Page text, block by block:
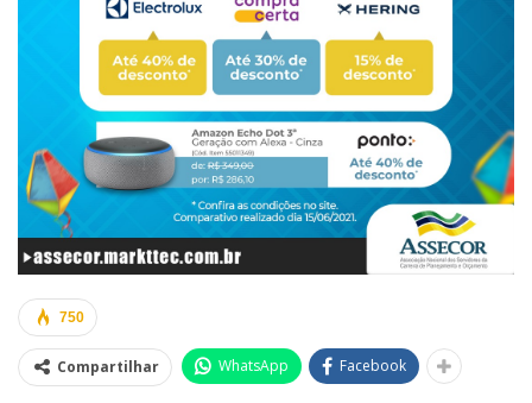
750
Compartilhar WhatsApp Facebook